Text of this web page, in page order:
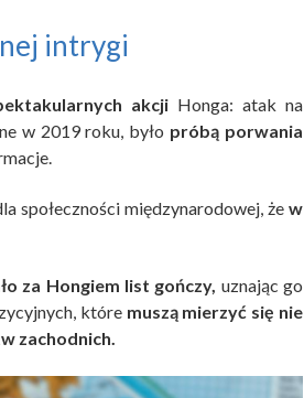
intrygi
akcjiHonga: atak na
w 2019 roku, było próbą porwania
społeczności międzynarodowej, że w
za Hongiem list gończy, uznając go
które muszą mierzyć się nie
zachodnich.